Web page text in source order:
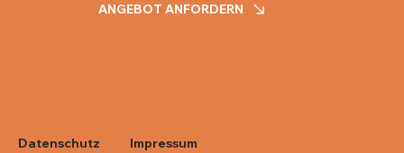
ANGEBOT ANFORDERN
Datenschutz Impressum